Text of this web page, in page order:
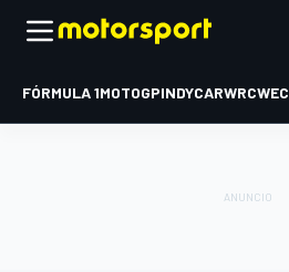
FÓRMULA 1MOTOGPINDYCARWRCWEC